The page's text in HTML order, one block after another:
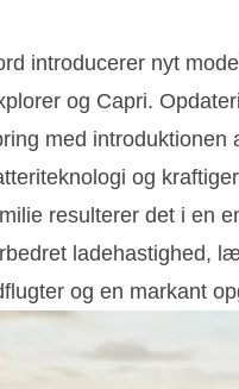
introducerer nyt
og Capri.
med introduktionen
og
resulterer det i en
ladehastighed,
og en markant